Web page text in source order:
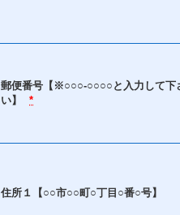
郵便番号【※○○○-○○○○と入力して下
い】
*
住所１【○○市○○町○丁目○番○号】